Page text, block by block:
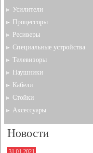
Усилители
Процессоры
Ресиверы
Специальные устройства
Телевизоры
Наушники
Кабели
Стойки
Аксессуары
Новости
31.01.2021